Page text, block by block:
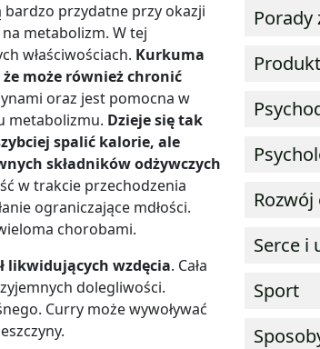
bardzo przydatne przy okazji
metabolizm. W tej
właściwościach. Kurkuma
może również chronić
oraz jest pomocna w
metabolizmu. Dzieje się tak
spalić kalorie, ale
składników odżywczych
w trakcie przechodzenia
ograniczające mdłości.
chorobami.
likwidujących wzdęcia. Cała
dolegliwości.
Curry może wywoływać
Porady
Serce i
Sport